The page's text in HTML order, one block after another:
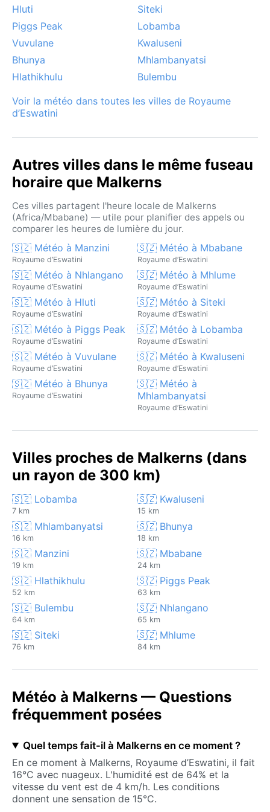
se dissiper. En été, les orages peuvent provoquer des
crues soudaines des rivières, mais ils sont
généralement brefs. Aucun cyclone ne menace la
souplesse dans les déplacements.
Hluti
Siteki
Piggs Peak
Lobamba
Vuvulane
Kwaluseni
Bhunya
Mhlambanyatsi
Hlathikhulu
Bulembu
Voir la météo dans toutes les villes de Royaume
d’Eswatini
Autres villes dans le même fuseau
horaire que Malkerns
Ces villes partagent l'heure locale de Malkerns
(Africa/Mbabane) — utile pour planifier des appels ou
comparer les heures de lumière du jour.
🇸🇿 Météo à Manzini
Royaume d’Eswatini
🇸🇿 Météo à Mbabane
Royaume d’Eswatini
🇸🇿 Météo à Nhlangano
Royaume d’Eswatini
🇸🇿 Météo à Mhlume
Royaume d’Eswatini
🇸🇿 Météo à Hluti
Royaume d’Eswatini
🇸🇿 Météo à Siteki
Royaume d’Eswatini
🇸🇿 Météo à Piggs Peak
Royaume d’Eswatini
🇸🇿 Météo à Lobamba
Royaume d’Eswatini
🇸🇿 Météo à Vuvulane
Royaume d’Eswatini
🇸🇿 Météo à Kwaluseni
Royaume d’Eswatini
🇸🇿 Météo à Bhunya
Royaume d’Eswatini
🇸🇿 Météo à
Mhlambanyatsi
Royaume d’Eswatini
Villes proches de Malkerns (dans
un rayon de 300 km)
🇸🇿 Lobamba
7 km
🇸🇿 Kwaluseni
15 km
🇸🇿 Mhlambanyatsi
16 km
🇸🇿 Bhunya
18 km
🇸🇿 Manzini
19 km
🇸🇿 Mbabane
24 km
🇸🇿 Hlathikhulu
52 km
🇸🇿 Piggs Peak
63 km
🇸🇿 Bulembu
64 km
🇸🇿 Nhlangano
65 km
🇸🇿 Siteki
76 km
🇸🇿 Mhlume
84 km
Météo à Malkerns — Questions
fréquemment posées
Quel temps fait-il à Malkerns en ce moment ?
En ce moment à Malkerns, Royaume d’Eswatini, il fait
16°C avec nuageux. L'humidité est de 64% et la
vitesse du vent est de 4 km/h. Les conditions
donnent une sensation de 15°C.